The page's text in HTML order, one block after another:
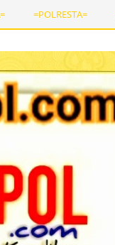
=POLRESTA=